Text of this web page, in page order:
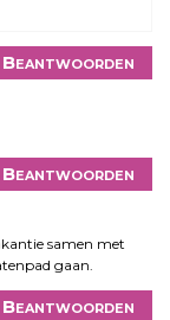
Beantwoorden
Beantwoorden
samen met
gaan.
Beantwoorden